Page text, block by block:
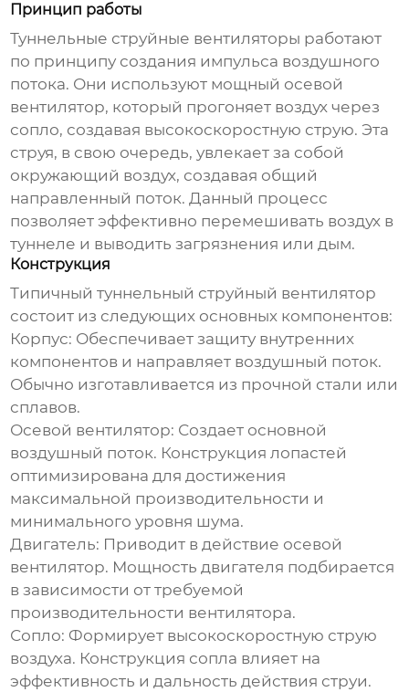
Принцип работы
Туннельные струйные вентиляторы работают
по принципу создания импульса воздушного
потока. Они используют мощный осевой
вентилятор, который прогоняет воздух через
сопло, создавая высокоскоростную струю. Эта
струя, в свою очередь, увлекает за собой
окружающий воздух, создавая общий
направленный поток. Данный процесс
позволяет эффективно перемешивать воздух в
туннеле и выводить загрязнения или дым.
Конструкция
Типичныйтуннельный струйный вентилятор
состоит из следующих основных компонентов:
Корпус: Обеспечивает защиту внутренних
компонентов и направляет воздушный поток.
Обычно изготавливается из прочной стали или
сплавов.
Осевой вентилятор: Создает основной
воздушный поток. Конструкция лопастей
оптимизирована для достижения
максимальной производительности и
минимального уровня шума.
Двигатель: Приводит в действие осевой
вентилятор. Мощность двигателя подбирается
в зависимости от требуемой
производительности вентилятора.
Сопло: Формирует высокоскоростную струю
воздуха. Конструкция сопла влияет на
эффективность и дальность действия струи.